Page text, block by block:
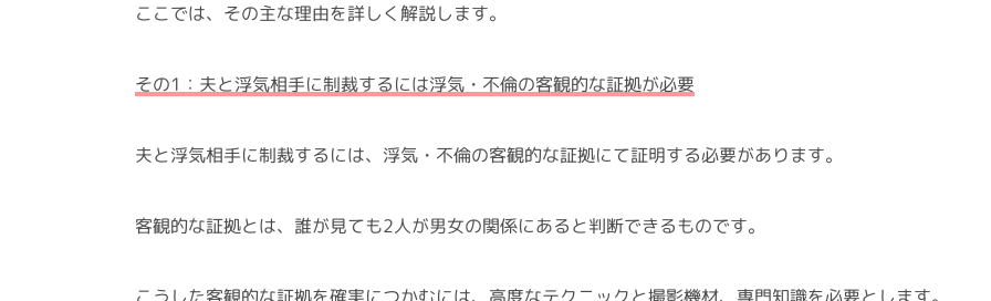
ここでは、その主な理由を詳しく解説します。
その1：夫と浮気相手に制裁するには浮気・不倫の客観的な証拠が必要
夫と浮気相手に制裁するには、浮気・不倫の客観的な証拠にて証明する必要があります。
客観的な証拠とは、誰が見ても2人が男女の関係にあると判断できるものです。